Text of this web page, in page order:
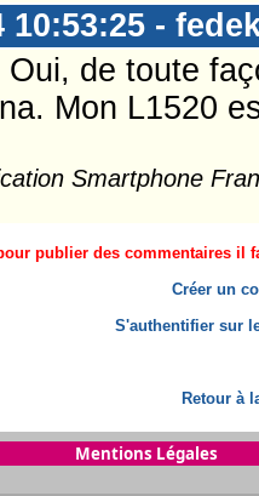
10:53:25 -
Oui, de toute
Mon L1520
Smartphone
publier des commentaires il
Créer un
S'authentifier sur
Retour à
Mentions Légales